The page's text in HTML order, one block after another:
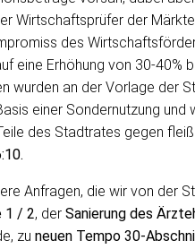
Wirtschaftsprüfer der
des
eine Erhöhung von 30-40%
wurden an der Vorlage der
einer Sondernutzung
des Stadtrates gegen
Anfragen, die wir von der
1 / 2, der Sanierung des
zu neuen Tempo 30-